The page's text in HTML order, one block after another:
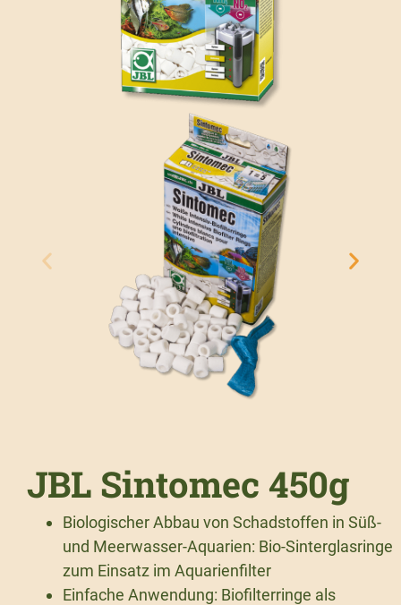
JBL Sintomec 450g
Biologischer Abbau von Schadstoffen in Süß-
und Meerwasser-Aquarien: Bio-Sinterglasringe
zum Einsatz im Aquarienfilter
Einfache Anwendung: Biofilterringe als